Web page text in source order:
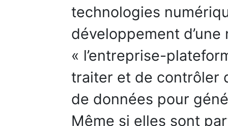
technologies
développement
« l’entreprise-
traiter et de contrôler
de données pour
Même si elles sont